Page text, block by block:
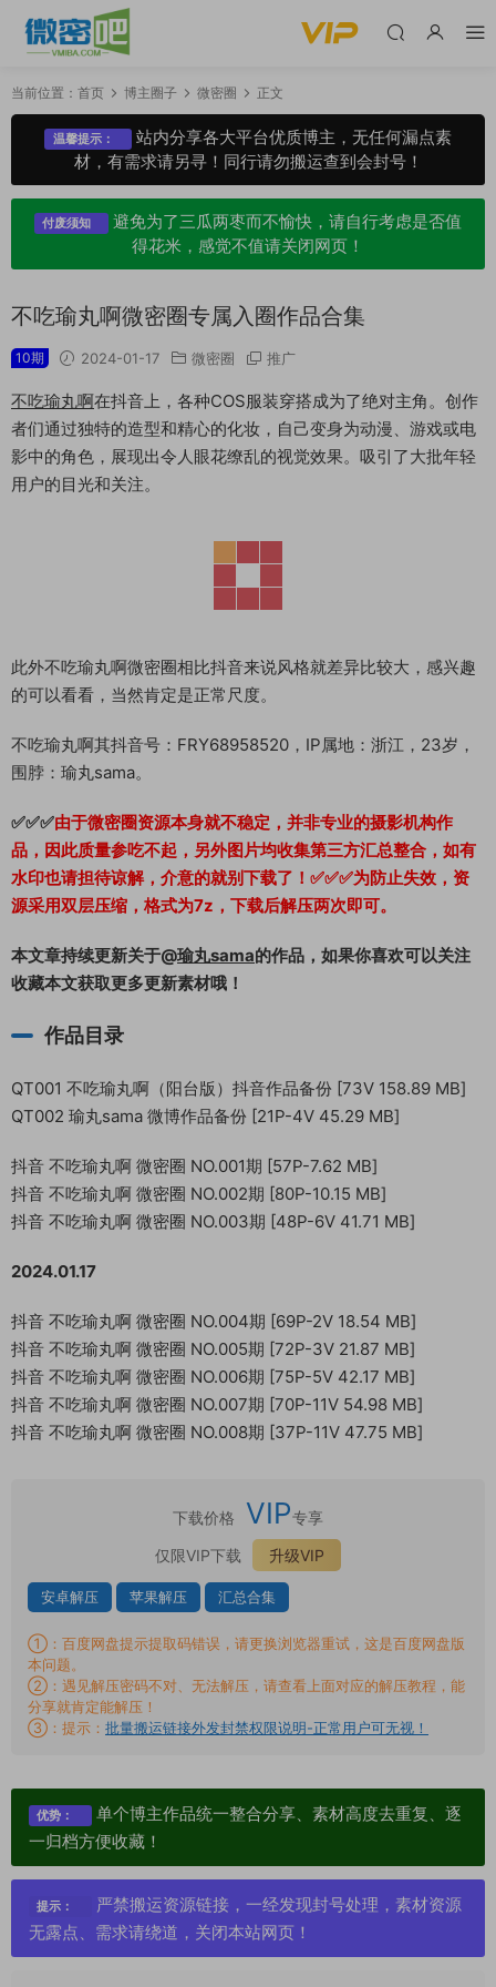
当前位置： 首页 博主圈子 微密圈 正文
温馨提示：
站内分享各大平台优质博主，无任何漏点素
材，有需求请另寻！同行请勿搬运查到会封号！
付废须知
避免为了三瓜两枣而不愉快，请自行考虑是否值
得花米，感觉不值请关闭网页！
不吃瑜丸啊微密圈专属入圈作品合集
10期 2024-01-17 微密圈 推广
不吃瑜丸啊在抖音上，各种COS服装穿搭成为了绝对主角。创作
者们通过独特的造型和精心的化妆，自己变身为动漫、游戏或电
影中的角色，展现出令人眼花缭乱的视觉效果。吸引了大批年轻
用户的目光和关注。
此外不吃瑜丸啊微密圈相比抖音来说风格就差异比较大，感兴趣
的可以看看，当然肯定是正常尺度。
不吃瑜丸啊其抖音号：FRY68958520，IP属地：浙江，23岁，
围脖：瑜丸sama。
✅✅✅由于微密圈资源本身就不稳定，并非专业的摄影机构作
品，因此质量参吃不起，另外图片均收集第三方汇总整合，如有
水印也请担待谅解，介意的就别下载了！✅✅✅为防止失效，资
源采用双层压缩，格式为7z，下载后解压两次即可。
本文章持续更新关于@瑜丸sama的作品，如果你喜欢可以关注
收藏本文获取更多更新素材哦！
作品目录
QT001 不吃瑜丸啊（阳台版）抖音作品备份 [73V 158.89 MB]
QT002 瑜丸sama 微博作品备份 [21P-4V 45.29 MB]
抖音 不吃瑜丸啊 微密圈 NO.001期 [57P-7.62 MB]
抖音 不吃瑜丸啊 微密圈 NO.002期 [80P-10.15 MB]
抖音 不吃瑜丸啊 微密圈 NO.003期 [48P-6V 41.71 MB]
2024.01.17
抖音 不吃瑜丸啊 微密圈 NO.004期 [69P-2V 18.54 MB]
抖音 不吃瑜丸啊 微密圈 NO.005期 [72P-3V 21.87 MB]
抖音 不吃瑜丸啊 微密圈 NO.006期 [75P-5V 42.17 MB]
抖音 不吃瑜丸啊 微密圈 NO.007期 [70P-11V 54.98 MB]
抖音 不吃瑜丸啊 微密圈 NO.008期 [37P-11V 47.75 MB]
下载价格 VIP专享
仅限VIP下载
升级VIP
安卓解压 苹果解压 汇总合集
①：百度网盘提示提取码错误，请更换浏览器重试，这是百度网盘版
本问题。
②：遇见解压密码不对、无法解压，请查看上面对应的解压教程，能
分享就肯定能解压！
③：提示： 批量搬运链接外发封禁权限说明-正常用户可无视！
优势：
单个博主作品统一整合分享、素材高度去重复、逐
一归档方便收藏！
提示：
严禁搬运资源链接，一经发现封号处理，素材资源
无露点、需求请绕道，关闭本站网页！